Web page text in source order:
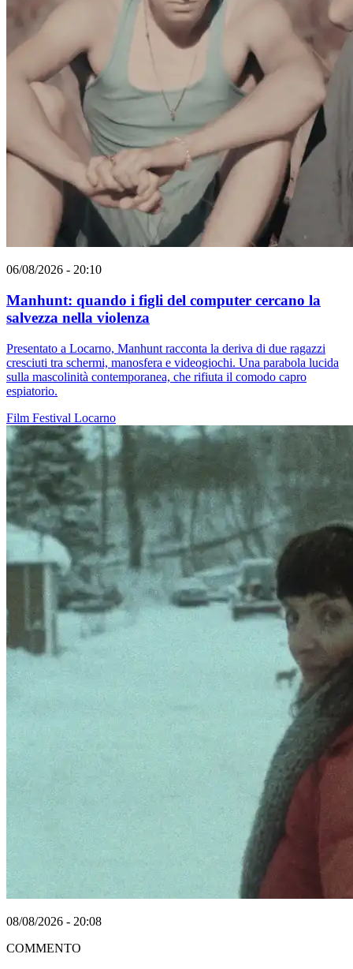
06/08/2026 - 20:10
Manhunt: quando i figli del computer cercano la
salvezza nella violenza
Presentato a Locarno, Manhunt racconta la deriva di due ragazzi
cresciuti tra schermi, manosfera e videogiochi. Una parabola lucida
sulla mascolinità contemporanea, che rifiuta il comodo capro
espiatorio.
Film Festival Locarno
08/08/2026 - 20:08
COMMENTO